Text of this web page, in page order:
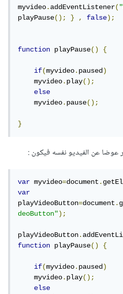
myvideo.addEventListener(
playPause(); } , false);
function playPause() {
if(myvideo.paused)
    myvideo
.play();
else
    myvideo
.pause();
}
var myvideo=document.
var
playVideoButton=document.
deoButton");
playVideoButton.
function playPause() {
if(myvideo.paused)
    myvideo
.play();
else